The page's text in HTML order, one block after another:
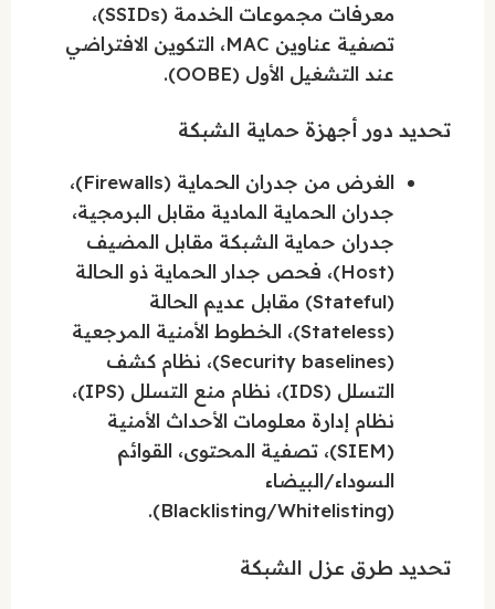
معرفات مجموعات الخدمة (SSIDs)،
تصفية عناوين MAC، التكوين الافتراضي
عند التشغيل الأول (OOBE).
تحديد دور أجهزة حماية الشبكة
الغرض من جدران الحماية (Firewalls)،
جدران الحماية المادية مقابل البرمجية،
جدران حماية الشبكة مقابل المضيف
(Host)، فحص جدار الحماية ذو الحالة
(Stateful) مقابل عديم الحالة
(Stateless)، الخطوط الأمنية المرجعية
(Security baselines)، نظام كشف
التسلل (IDS)، نظام منع التسلل (IPS)،
نظام إدارة معلومات الأحداث الأمنية
(SIEM)، تصفية المحتوى، القوائم
السوداء/البيضاء
(Blacklisting/Whitelisting).
تحديد طرق عزل الشبكة